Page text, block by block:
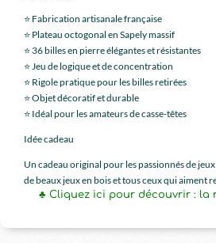
⭐ Fabrication artisanale française
⭐ Plateau octogonal en Sapely massif
⭐ 36 billes en pierre élégantes et résistantes
⭐ Jeu de logique et de concentration
⭐ Rigole pratique pour les billes retirées
⭐ Objet décoratif et durable
⭐ Idéal pour les amateurs de casse-têtes
Idée cadeau
Un cadeau original pour les passionnés de
de beaux jeux en bois et tous ceux qui aiment
♣ Cliquez ici pour découvrir : la